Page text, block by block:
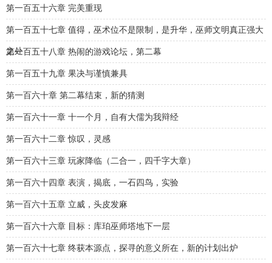
第一百五十六章 完美重现
第一百五十七章 值得，巫术位不是限制，是升华，巫师文明真正强大
之处
第一百五十八章 热闹的游戏论坛，第二幕
第一百五十九章 果决与谨慎兼具
第一百六十章 第二幕结束，新的猜测
第一百六十一章 十一个月，自有大儒为我辩经
第一百六十二章 惊叹，灵感
第一百六十三章 玩家降临（二合一，四千字大章）
第一百六十四章 表演，揭底，一石四鸟，实验
第一百六十五章 立威，头皮发麻
第一百六十六章 目标：库珀巫师塔地下一层
第一百六十七章 终获本源点，探寻的意义所在，新的计划出炉